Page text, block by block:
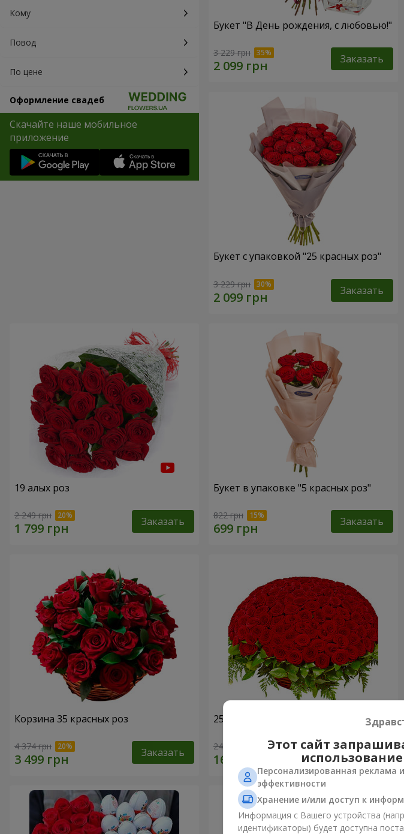
Кому
Повод
По цене
Оформление свадеб
Скачайте наше мобильное
приложение
Букет "В День рождения, с любовью!"
3 229 грн Заказать
Букет с упаковкой "25 красных роз"
3 229 грн Заказать
19 алых роз
2 249 грн Заказать
Букет в упаковке "5 красных роз"
822 грн Заказать
Корзина 35 красных роз
4 374 грн Заказать
251 красная роза
24 284 грн Заказать
Этот сайт
Персонализированная реклама
эффективности
Хранение и/или доступ к
Информация с Вашего устройства
идентификаторы) будет доступна